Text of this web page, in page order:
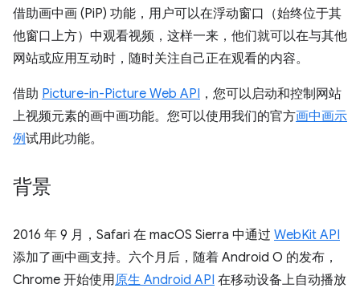
借助画中画 (PiP) 功能，用户可以在浮动窗口（始终位于其
他窗口上方）中观看视频，这样一来，他们就可以在与其他
网站或应用互动时，随时关注自己正在观看的内容。
借助 Picture-in-Picture Web API ，您可以启动和控制网站
上视频元素的画中画功能。您可以使用我们的官方画中画示
例试用此功能。
背景
2016 年 9 月，Safari 在 macOS Sierra 中通过 WebKit API
添加了画中画支持。六个月后，随着 Android O 的发布，
Chrome 开始使用原生 Android API 在移动设备上自动播放